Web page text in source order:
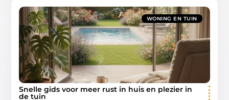
WONING EN TUIN
Snelle gids voor meer rust in huis en plezier in
de tuin